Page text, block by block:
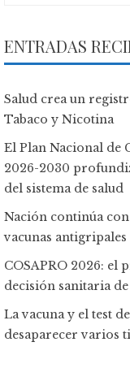
ENTRADAS
Salud crea un
Tabaco y Nicotina
El Plan Nacional de
2026-2030
del sistema de salud
Nación continúa
vacunas antigripales
COSAPRO 2026: el
decisión sanitaria
La vacuna y el test
desaparecer varios